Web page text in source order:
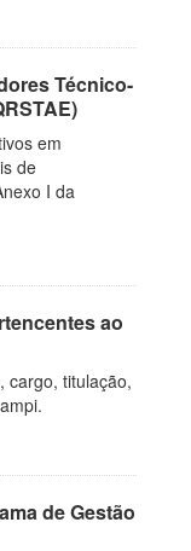
Técnico-
em
de
I da
ao
cargo, titulação,
de Gestão